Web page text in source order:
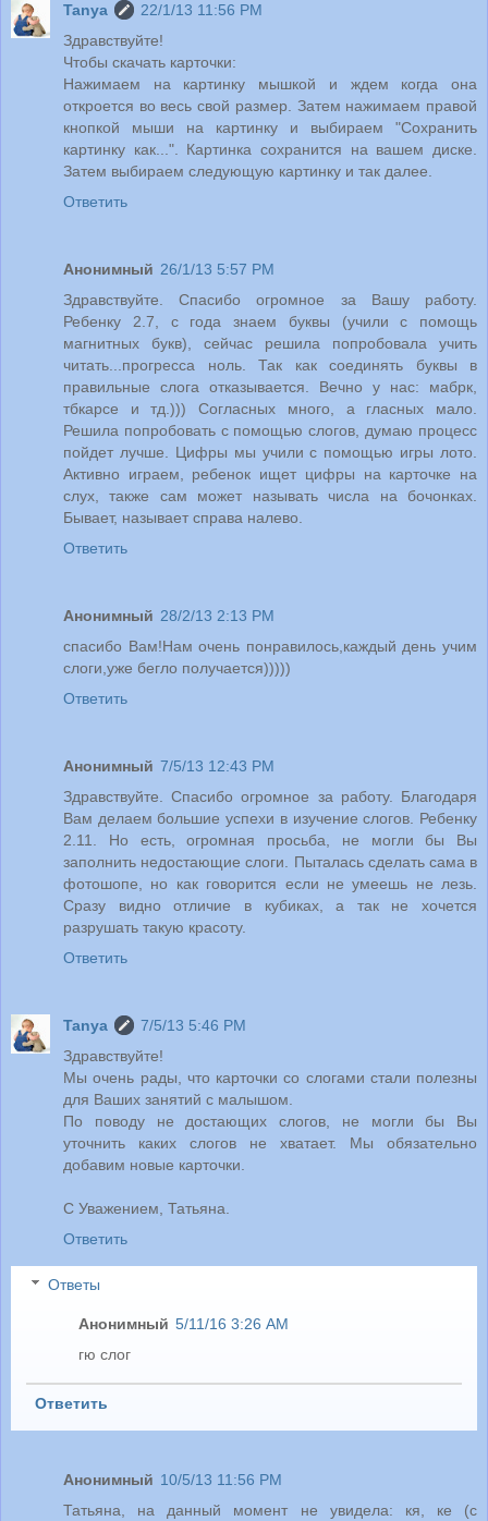
Tanya
22/1/13 11:56 PM
Здравствуйте!
Чтобы скачать карточки:
Нажимаем на картинку мышкой и ждем когда она
откроется во весь свой размер. Затем нажимаем правой
кнопкой мыши на картинку и выбираем "Сохранить
картинку как...". Картинка сохранится на вашем диске.
Затем выбираем следующую картинку и так далее.
Ответить
Анонимный 26/1/13 5:57 PM
Здравствуйте. Спасибо огромное за Вашу работу.
Ребенку 2.7, с года знаем буквы (учили с помощь
магнитных букв), сейчас решила попробовала учить
читать...прогресса ноль. Так как соединять буквы в
правильные слога отказывается. Вечно у нас: мабрк,
тбкарсе и тд.))) Согласных много, а гласных мало.
Решила попробовать с помощью слогов, думаю процесс
пойдет лучше. Цифры мы учили с помощью игры лото.
Активно играем, ребенок ищет цифры на карточке на
слух, также сам может называть числа на бочонках.
Бывает, называет справа налево.
Ответить
Анонимный 28/2/13 2:13 PM
спасибо Вам!Нам очень понравилось,каждый день учим
слоги,уже бегло получается)))))
Ответить
Анонимный 7/5/13 12:43 PM
Здравствуйте. Спасибо огромное за работу. Благодаря
Вам делаем большие успехи в изучение слогов. Ребенку
2.11. Но есть, огромная просьба, не могли бы Вы
заполнить недостающие слоги. Пыталась сделать сама в
фотошопе, но как говорится если не умеешь не лезь.
Сразу видно отличие в кубиках, а так не хочется
разрушать такую красоту.
Ответить
Tanya
7/5/13 5:46 PM
Здравствуйте!
Мы очень рады, что карточки со слогами стали полезны
для Ваших занятий с малышом.
По поводу не достающих слогов, не могли бы Вы
уточнить каких слогов не хватает. Мы обязательно
добавим новые карточки.
С Уважением, Татьяна.
Ответить
Ответы
Анонимный 5/11/16 3:26 AM
гю слог
Ответить
Анонимный 10/5/13 11:56 PM
Татьяна, на данный момент не увидела: кя, ке (с